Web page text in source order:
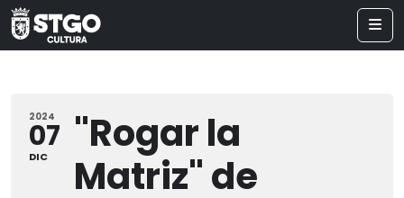
2024
07
DIC
"Rogar la
Matriz" de